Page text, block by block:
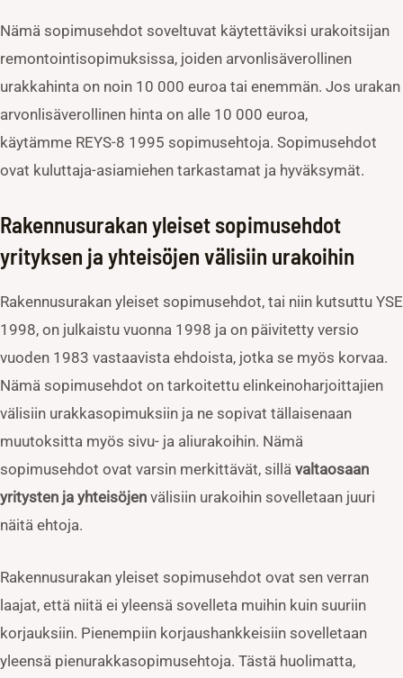
Nämä sopimusehdot soveltuvat käytettäviksi urakoitsijan
remontointisopimuksissa, joiden arvonlisäverollinen
urakkahinta on noin 10 000 euroa tai enemmän. Jos urakan
arvonlisäverollinen hinta on alle 10 000 euroa,
käytämme REYS-8 1995 sopimusehtoja. Sopimusehdot
ovat kuluttaja-asiamiehen tarkastamat ja hyväksymät.
Rakennusurakan yleiset sopimusehdot
yrityksen ja yhteisöjen välisiin urakoihin
Rakennusurakan yleiset sopimusehdot, tai niin kutsuttu YSE
1998, on julkaistu vuonna 1998 ja on päivitetty versio
vuoden 1983 vastaavista ehdoista, jotka se myös korvaa.
Nämä sopimusehdot on tarkoitettu elinkeinoharjoittajien
välisiin urakkasopimuksiin ja ne sopivat tällaisenaan
muutoksitta myös sivu- ja aliurakoihin. Nämä
sopimusehdot ovat varsin merkittävät, sillä valtaosaan
yritysten ja yhteisöjen välisiin urakoihin sovelletaan juuri
näitä ehtoja.
Rakennusurakan yleiset sopimusehdot ovat sen verran
laajat, että niitä ei yleensä sovelleta muihin kuin suuriin
korjauksiin. Pienempiin korjaushankkeisiin sovelletaan
yleensä pienurakkasopimusehtoja. Tästä huolimatta,